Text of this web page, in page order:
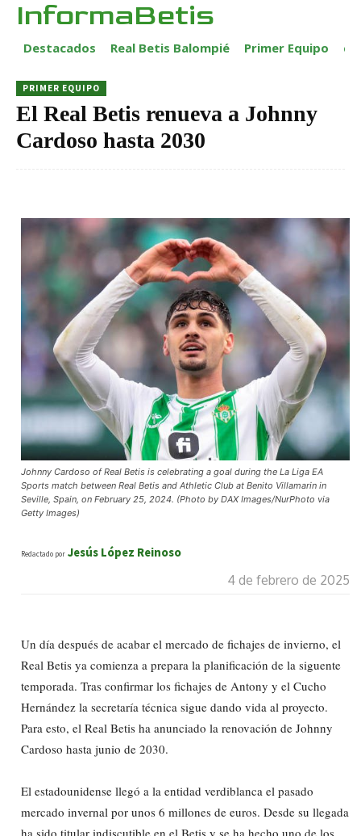
InformaBetis
Destacados Real Betis Balompié Primer Equipo
PRIMER EQUIPO
El Real Betis renueva a Johnny
Cardoso hasta 2030
Johnny Cardoso of Real Betis is celebrating a goal during the La Liga EA
Sports match between Real Betis and Athletic Club at Benito Villamarin in
Seville, Spain, on February 25, 2024. (Photo by DAX Images/NurPhoto via
Getty Images)
Redactado por Jesús López Reinoso
4 de febrero de 2025
Un día después de acabar el mercado de fichajes de invierno, el
Real Betis ya comienza a prepara la planificación de la siguente
temporada. Tras confirmar los fichajes de Antony y el Cucho
Hernández la secretaría técnica sigue dando vida al proyecto.
Para esto, el Real Betis ha anunciado la renovación de Johnny
Cardoso hasta junio de 2030.
El estadounidense llegó a la entidad verdiblanca el pasado
mercado invernal por unos 6 millones de euros. Desde su llegada
ha sido titular indiscutible en el Betis y se ha hecho uno de los